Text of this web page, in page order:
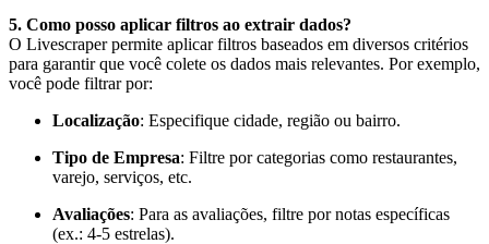
5. Como posso aplicar filtros ao extrair dados?
O Livescraper permite aplicar filtros baseados em diversos critérios
para garantir que você colete os dados mais relevantes. Por exemplo,
você pode filtrar por:
Localização: Especifique cidade, região ou bairro.
Tipo de Empresa: Filtre por categorias como restaurantes,
varejo, serviços, etc.
Avaliações: Para as avaliações, filtre por notas específicas
(ex.: 4-5 estrelas).